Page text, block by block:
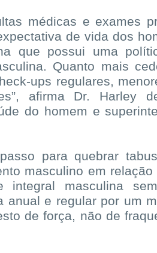
médicas e exames
de vida dos
que possui uma
Quanto mais
ups regulares,
afirma Dr. Harley
do homem e
para quebrar
masculino em
masculina
anual e regular por um
de força, não de